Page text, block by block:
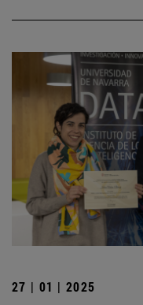
27 | 01 | 2025